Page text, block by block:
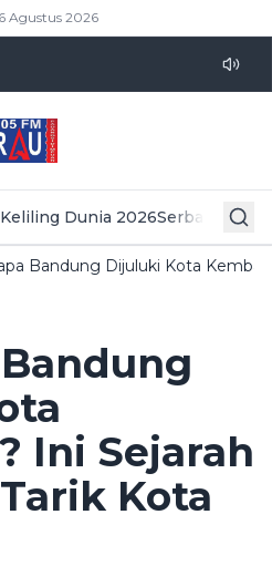
Agustus 2026
Dunia 2026Serba Serbi
Bandung Dijuluki Kota
Ini Sejarah
Kota